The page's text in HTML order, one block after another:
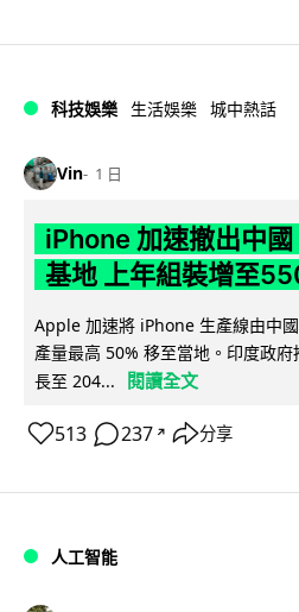
科技娛樂 生活娛樂 城中熱話
Vin 1 日
iPhone 加速撤出中
基地 上年組裝增至
Apple 加速將 iPhone 生產線由中
產量最高 50% 移至當地。印度政
長至 204...
閱讀全文
513 237 ↗ 分享
人工智能